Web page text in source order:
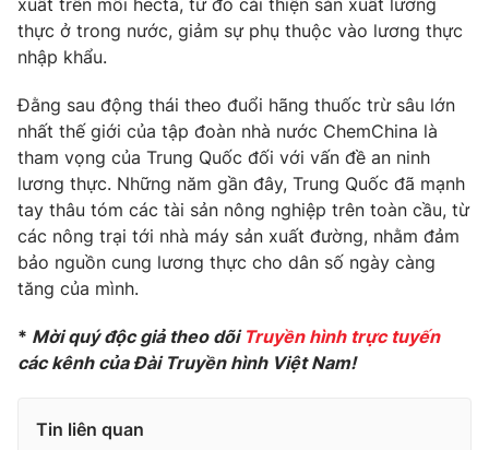
Video
VTV Money VTV Thể thao
VTV Sức khoẻ Bất động sản
Thị trường 24h Tấm lòng Việt
VTV9 VTV8
Liên hệ tòa soạn
xuất trên mỗi hecta, từ đó cải thiện sản xuất lương
thực ở trong nước, giảm sự phụ thuộc vào lương thực
nhập khẩu.
Đằng sau động thái theo đuổi hãng thuốc trừ sâu lớn
nhất thế giới của tập đoàn nhà nước ChemChina là
tham vọng của Trung Quốc đối với vấn đề an ninh
lương thực. Những năm gần đây, Trung Quốc đã mạnh
tay thâu tóm các tài sản nông nghiệp trên toàn cầu, từ
các nông trại tới nhà máy sản xuất đường, nhằm đảm
bảo nguồn cung lương thực cho dân số ngày càng
tăng của mình.
* Mời quý độc giả theo dõi Truyền hình trực tuyến
các kênh của Đài Truyền hình Việt Nam!
Tin liên quan